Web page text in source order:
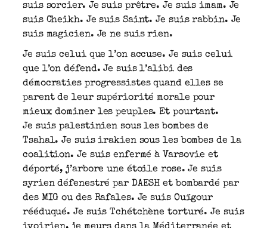
suis sorcier. Je suis prêtre. Je suis imam. Je
suis Cheikh. Je suis Saint. Je suis rabbin. Je
suis magicien. Je ne suis rien.
Je suis celui que l’on accuse. Je suis celui
que l’on défend. Je suis l’alibi des
démocraties progressistes quand elles se
parent de leur supériorité morale pour
mieux dominer les peuples. Et pourtant.
Je suis palestinien sous les bombes de
Tsahal. Je suis irakien sous les bombes de la
coalition. Je suis enfermé à Varsovie et
déporté, j’arbore une étoile rose. Je suis
syrien défenestré par DAESH et bombardé par
des MIG ou des Rafales. Je suis Ouïgour
rééduqué. Je suis Tchétchène torturé. Je suis